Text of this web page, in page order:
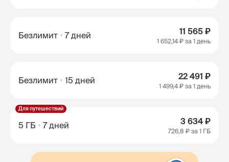
Безлимит 7 дней 11 565 ₽
1 652,14 ₽ за 1 день
Безлимит 15 дней 22 491 ₽
1 499,4 ₽ за 1 день
Для путешествий
5 ГБ 7 дней 3 634 ₽
726,8 ₽ за 1 ГБ